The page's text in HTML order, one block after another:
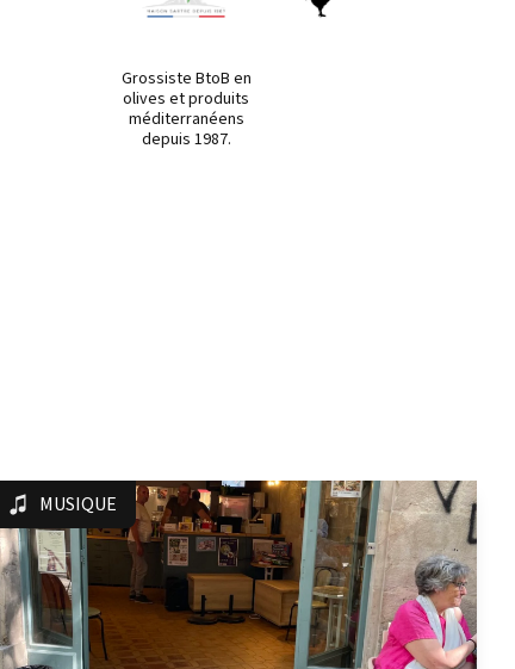
Grossiste BtoB en
olives et produits
méditerranéens
depuis 1987.
MUSIQUE